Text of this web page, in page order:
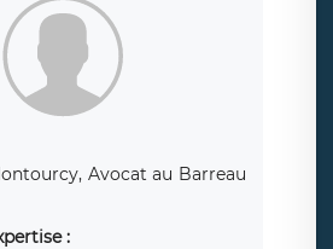
Avocat au Barreau
: